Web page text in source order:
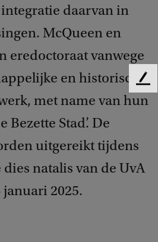
daarvan in
McQueen en
eredoctoraat vanwege
en historische
met name van hun
Bezette Stad’. De
uitgereikt tijdens
natalis van de UvA
2025.
F
e
k